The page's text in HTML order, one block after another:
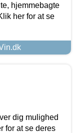
hjemmebagte
her for at se
dig mulighed
for at se deres